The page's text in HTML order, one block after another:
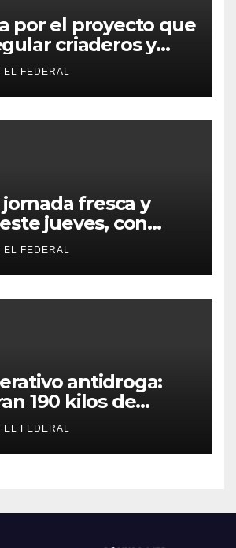
por el proyecto que
criaderos y
perros y gatos:
excesos, mientras
reclaman
más duros
EL FEDERAL
jornada fresca y
jueves, con
estables para
EL FEDERAL
antidroga:
190 kilos de
que tenían como
Rioja y Catamarca
EL FEDERAL